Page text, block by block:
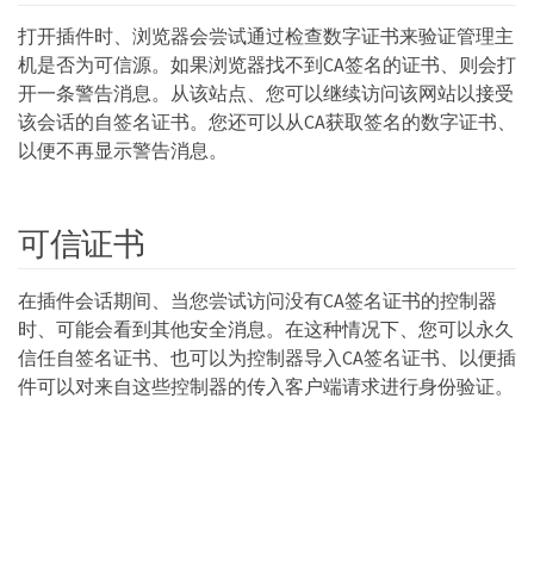
打开插件时、浏览器会尝试通过检查数字证书来验证管理主
机是否为可信源。如果浏览器找不到CA签名的证书、则会打
开一条警告消息。从该站点、您可以继续访问该网站以接受
该会话的自签名证书。您还可以从CA获取签名的数字证书、
以便不再显示警告消息。
可信证书
在插件会话期间、当您尝试访问没有CA签名证书的控制器
时、可能会看到其他安全消息。在这种情况下、您可以永久
信任自签名证书、也可以为控制器导入CA签名证书、以便插
件可以对来自这些控制器的传入客户端请求进行身份验证。